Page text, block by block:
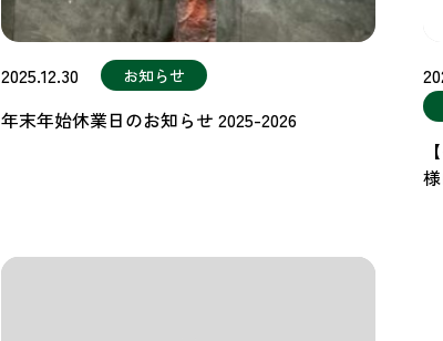
2025.12.30 お知らせ
年末年始休業日のお知らせ 2025-2026